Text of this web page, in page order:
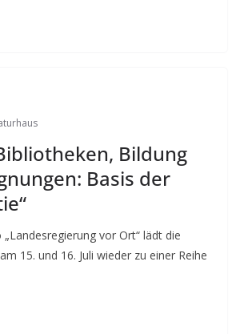
Bildung
Basis der
vor Ort“ lädt die
15. und 16. Juli wieder zu einer Reihe